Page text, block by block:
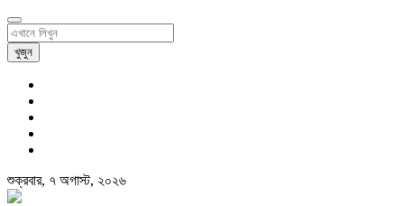
খুজুন
শুক্রবার, ৭ অগাস্ট, ২০২৬